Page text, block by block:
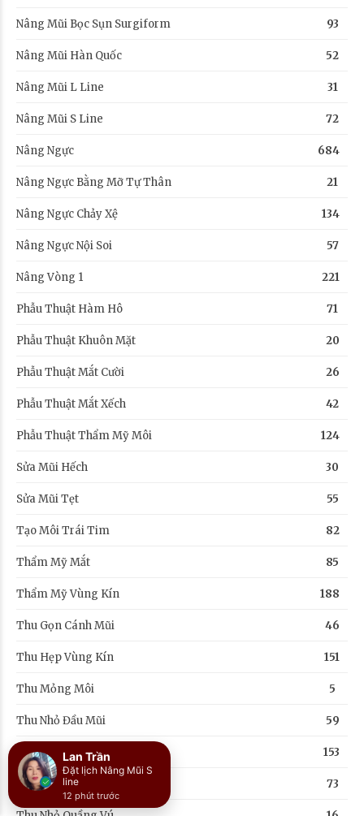
Nâng Mũi Bọc Sụn Surgiform 93
Nâng Mũi Hàn Quốc 52
Nâng Mũi L Line 31
Nâng Mũi S Line 72
Nâng Ngực 684
Nâng Ngực Bằng Mỡ Tự Thân 21
Nâng Ngực Chảy Xệ 134
Nâng Ngực Nội Soi 57
Nâng Vòng 1 221
Phẫu Thuật Hàm Hô 71
Phẫu Thuật Khuôn Mặt 20
Phẫu Thuật Mắt Cười 26
Phẫu Thuật Mắt Xếch 42
Phẫu Thuật Thẩm Mỹ Môi 124
Sửa Mũi Hếch 30
Sửa Mũi Tẹt 55
Tạo Môi Trái Tim 82
Thẩm Mỹ Mắt 85
Thẩm Mỹ Vùng Kín 188
Thu Gọn Cánh Mũi 46
Thu Hẹp Vùng Kín 151
Thu Mỏng Môi 5
Thu Nhỏ Đầu Mũi 59
Thu Nhỏ Ngực 153
Thu Nhỏ Núm Vú 73